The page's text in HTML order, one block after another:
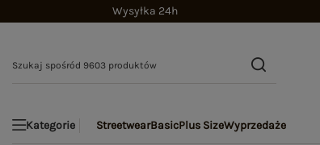
Wysyłka 24h
Kategorie StreetwearBasicPlus SizeWyprzedaże